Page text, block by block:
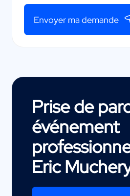
Envoyer ma demande
Prise de
événement
Eric